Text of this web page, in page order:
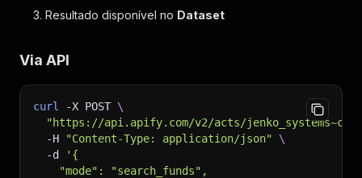
Resultado disponível no Dataset
Via API
curl -X POST \
"https://api.apify.com/v2/acts/jenko_systems~cvm-
-H
"Content-Type: application/json"
\
-d
'{
    "mode": "search_funds",